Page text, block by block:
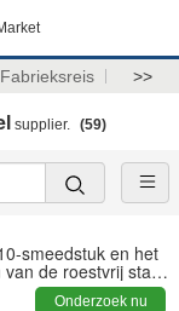
Fabrieksreis >>
supplier. (59)
smeedstuk en het
de roestvrij staal
Onderzoek nu